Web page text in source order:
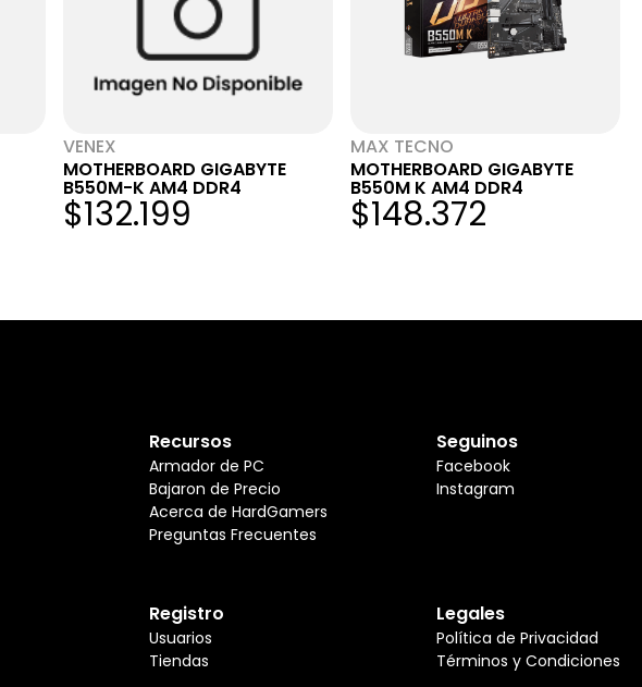
VENEX
MOTHERBOARD GIGABYTE
B550M-K AM4 DDR4
$132.199
MAX TECNO
MOTHERBOARD GIGABYTE
B550M K AM4 DDR4
$148.372
Recursos
Armador de PC
Bajaron de Precio
Acerca de HardGamers
Preguntas Frecuentes
Seguinos
Facebook
Instagram
Registro
Usuarios
Tiendas
Legales
Política de Privacidad
Términos y Condiciones